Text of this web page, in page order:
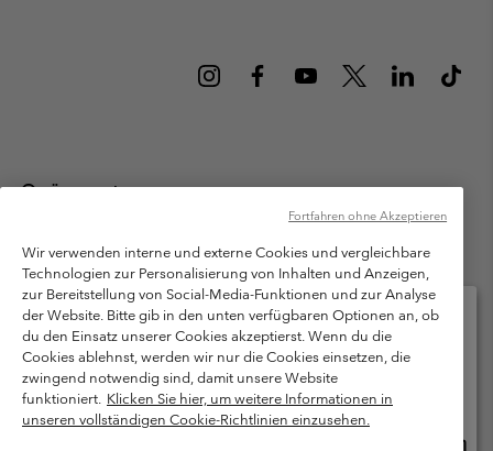
Österreich
Columbia Sportswear Austria GmbH. Moosfeldstraße 1, 5101
Bergheim, Salzburg Österreich. Alle Rechte vorbehalten.
Nutzungsbedingungen
Allgemeine Verkaufsbedingungen
Garantie
Datenschutzerklärung
Bestimmungen und Bedingungen des Mitglieder Programms
Nutzungsbedingungen Für Nutzergenerierte Inhalte
Cookies
Wir verwenden interne und externe Cookies und vergleichbare
Technologien zur Personalisierung von Inhalten und Anzeigen,
zur Bereitstellung von Social-Media-Funktionen und zur Analyse
der Website. Bitte gib in den unten verfügbaren Optionen an, ob
du den Einsatz unserer Cookies akzeptierst. Wenn du die
Cookies ablehnst, werden wir nur die Cookies einsetzen, die
zwingend notwendig sind, damit unsere Website
funktioniert. Klicken Sie hier, um weitere Informationen in
unseren vollständigen Cookie-Richtlinien einzusehen.
Fortfahren ohne Akzeptieren
Bitte wählen Sie Ihr Lieferland und Ihre Sprache
Online-Einkauf verfügbar